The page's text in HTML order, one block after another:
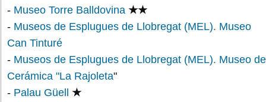
- Museo Torre Balldovina ★★
- Museos de Esplugues de Llobregat (MEL). Museo
Can Tinturé
- Museos de Esplugues de Llobregat (MEL). Museo de
Cerámica "La Rajoleta"
- Palau Güell ★